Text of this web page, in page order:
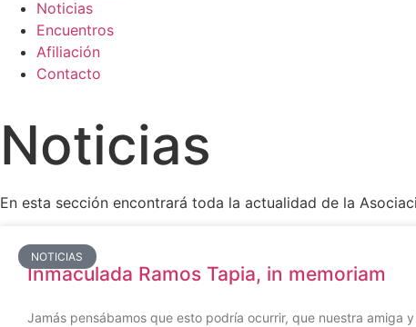
Noticias
Encuentros
Afiliación
Contacto
Noticias
En esta sección encontrará toda la actualidad de la
NOTICIAS
Inmaculada Ramos Tapia, in memoriam
Jamás pensábamos que esto podría ocurrir, que nuestra amiga